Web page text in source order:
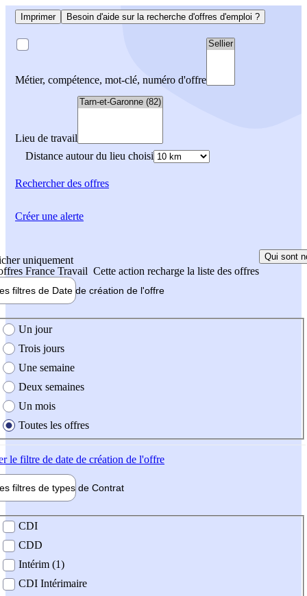
Imprimer Besoin d'aide sur la recherche d'offres d'emploi ?
Métier, compétence, mot-clé, numéro d'offre
Lieu de travail
Distance autour du lieu choisi
Rechercherdes offres
uniquement
France Travail Cette action recharge la liste des offres
Qui sont
filtres de Date de création de l'offre
création de l'offre
Un jour
Trois jours
Une semaine
Deux semaines
Un mois
Toutes les offres
le filtre de date de création de l'offre
filtres de types de Contrat
contrat
CDI
CDD
Intérim (1)
CDI Intérimaire
Créer une alerte